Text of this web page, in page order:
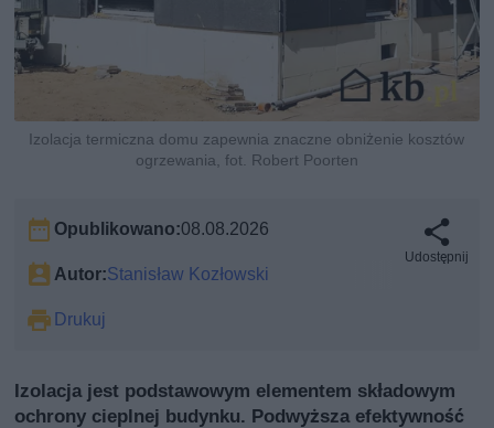
Izolacja termiczna domu zapewnia znaczne obniżenie kosztów
ogrzewania, fot. Robert Poorten
Opublikowano:08.08.2026
Autor:Stanisław Kozłowski
Drukuj
Udostępnij
Izolacja jest podstawowym elementem składowym
ochrony cieplnej budynku. Podwyższa efektywność